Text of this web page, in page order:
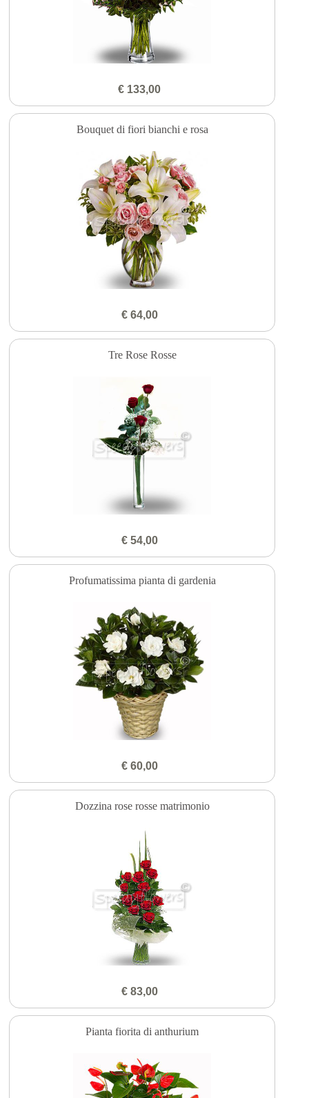
€ 133,00
Bouquet di fiori bianchi e rosa
€ 64,00
Tre Rose Rosse
€ 54,00
Profumatissima pianta di gardenia
€ 60,00
Dozzina rose rosse matrimonio
€ 83,00
Pianta fiorita di anthurium